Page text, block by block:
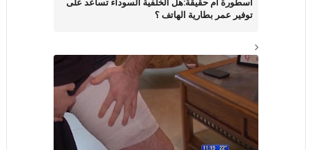
توفير عمر بطارية الهاتف ؟